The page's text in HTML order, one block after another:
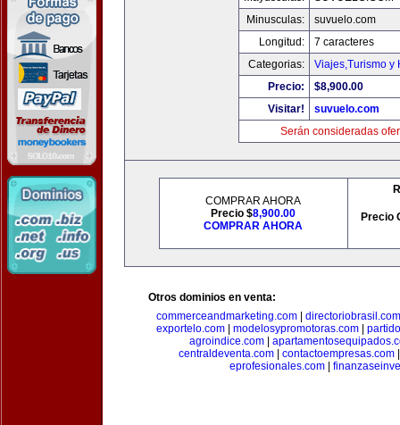
Minusculas:
suvuelo.com
Longitud:
7 caracteres
Categorias:
Viajes,Turismo y
Precio:
$8,900.00
Visitar!
suvuelo.com
Serán consideradas
COMPRAR AHORA
Precio $8,900.00
COMPRAR AHORA
Precio
Otros dominios en venta:
commerceandmarketing.com| directoriobrasil.com
exportelo.com
modelosypromotoras.com
agroindice.com
centraldeventa.com
contactoempresas.com
eprofesionales.com